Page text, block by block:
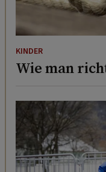
KINDER
Wie man